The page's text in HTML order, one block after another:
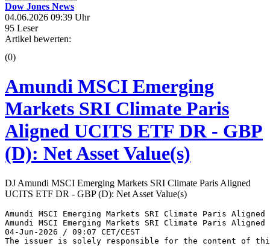
Dow Jones News
04.06.2026 09:39 Uhr
95 Leser
Artikel bewerten:
(0)
Amundi MSCI Emerging
Markets SRI Climate Paris
Aligned UCITS ETF DR - GBP
(D): Net Asset Value(s)
DJ Amundi MSCI Emerging Markets SRI Climate Paris Aligned
UCITS ETF DR - GBP (D): Net Asset Value(s)
Amundi MSCI Emerging Markets SRI Climate Paris Aligned
Amundi MSCI Emerging Markets SRI Climate Paris
04-Jun-2026 / 09:07 CET/CEST
The issuer is solely responsible for the content of